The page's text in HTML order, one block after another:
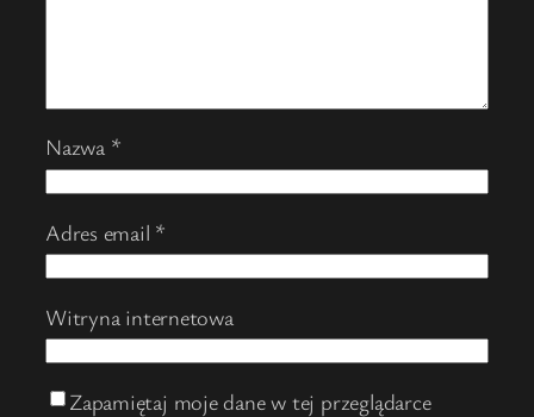
Nazwa *
Adres email *
Witryna internetowa
Zapamiętaj moje dane w tej przeglądarce